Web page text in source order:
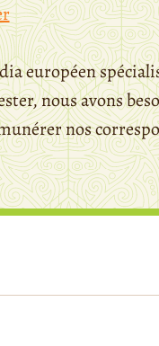
européen
nous avons
nos